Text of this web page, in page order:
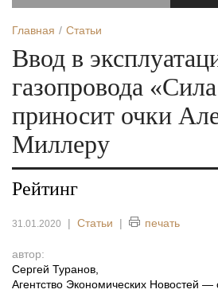
Главная Статьи
Ввод в
газопровода
приносит очки
Миллеру
Рейтинг
31.01.2020 | Статьи | печать
автор:
Сергей Туранов
Агентство Экономических Новостей